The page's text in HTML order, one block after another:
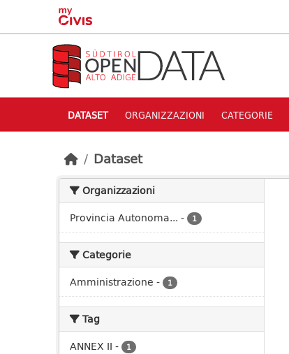
Skip to main content
DATASET ORGANIZZAZIONI CATEGORIE
Dataset
Organizzazioni
Provincia Autonoma... - 1
Categorie
Amministrazione - 1
Tag
ANNEX II - 1